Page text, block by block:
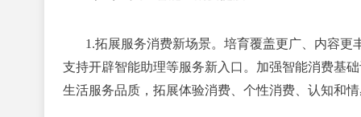
1.拓展服务消费新场景。 培育覆盖更广、内容更
支持开辟智能助理等服务新入口。加强智能消费基
生活服务品质，拓展体验消费、个性消费、认知和